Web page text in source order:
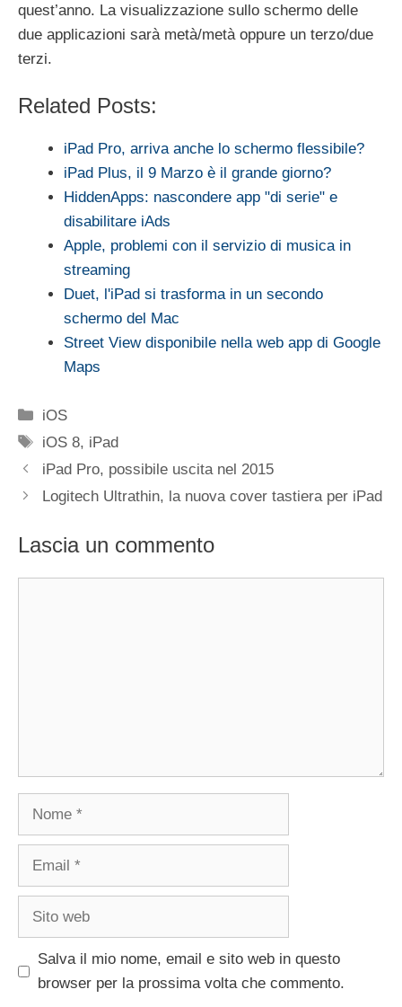
quest’anno. La visualizzazione sullo schermo delle
due applicazioni sarà metà/metà oppure un terzo/due
terzi.
Related Posts:
iPad Pro, arriva anche lo schermo flessibile?
iPad Plus, il 9 Marzo è il grande giorno?
HiddenApps: nascondere app "di serie" e
disabilitare iAds
Apple, problemi con il servizio di musica in
streaming
Duet, l'iPad si trasforma in un secondo
schermo del Mac
Street View disponibile nella web app di Google
Maps
Categorie
iOS
Tag
iOS 8, iPad
iPad Pro, possibile uscita nel 2015
Logitech Ultrathin, la nuova cover tastiera per iPad
Lascia un commento
Nome
Email
Sito
Salva il mio nome, email e sito web in questo
browser per la prossima volta che commento.